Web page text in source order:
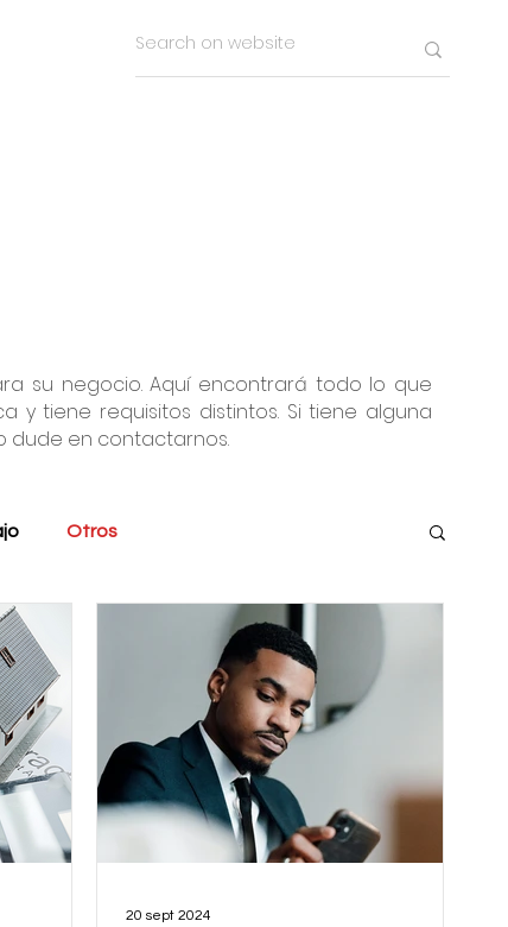
su negocio. Aquí encontrará todo lo que
tiene requisitos distintos. Si tiene alguna
dude en contactarnos.
Otros
20 sept 2024